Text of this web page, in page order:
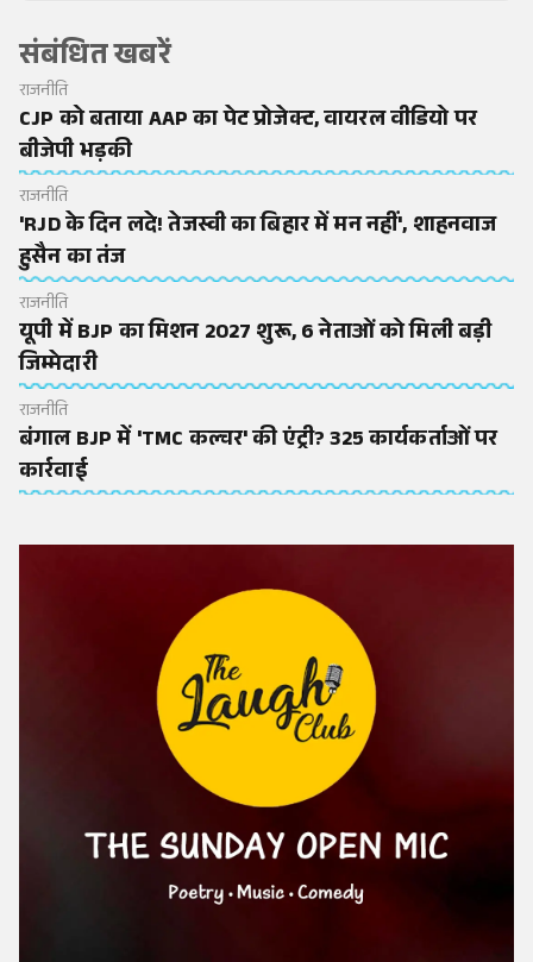
संबंधित खबरें
राजनीति
CJP को बताया AAP का पेट प्रोजेक्ट, वायरल वीडियो पर
बीजेपी भड़की
राजनीति
'RJD के दिन लदे! तेजस्वी का बिहार में मन नहीं', शाहनवाज
हुसैन का तंज
राजनीति
यूपी में BJP का मिशन 2027 शुरू, 6 नेताओं को मिली बड़ी
जिम्मेदारी
राजनीति
बंगाल BJP में 'TMC कल्चर' की एंट्री? 325 कार्यकर्ताओं पर
कार्रवाई